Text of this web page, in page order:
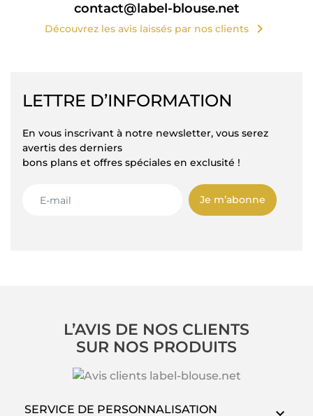
contact@label-blouse.net
Découvrez les avis laissés par nos clients chevron_right
LETTRE D’INFORMATION
En vous inscrivant à notre newsletter, vous serez
avertis des derniers
bons plans et offres spéciales en exclusité !
Je m’abonne
L’AVIS DE NOS CLIENTS
SUR NOS PRODUITS
SERVICE DE PERSONNALISATION